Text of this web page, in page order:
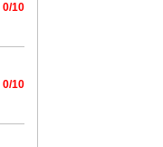
0/10
0/10